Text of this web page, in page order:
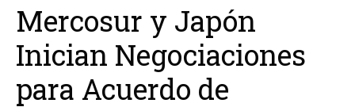
Mercosur y Japón
Inician Negociaciones
para Acuerdo de